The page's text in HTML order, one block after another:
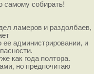
самому собирать!
ламеров и раздолбаев,
ее администрировании, и
как года полтора.
но предпочитаю